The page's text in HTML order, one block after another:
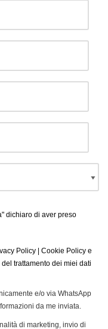
dichiaro di aver preso
Policy | Cookie Policy e
trattamento dei miei dati
e/o via WhatsApp
da me inviata.
di marketing, invio di